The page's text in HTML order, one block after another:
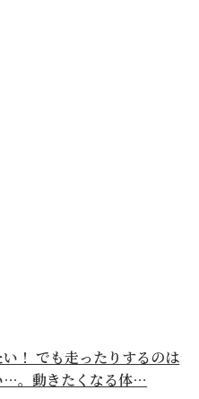
！ でも走ったりするのは
…。動きたくなる体…